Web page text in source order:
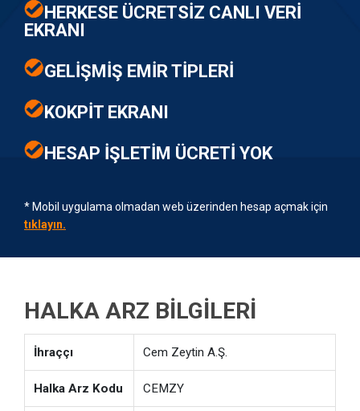
HERKESE ÜCRETSİZ CANLI VERİ
EKRANI
GELİŞMİŞ EMİR TİPLERİ
KOKPİT EKRANI
HESAP İŞLETİM ÜCRETİ YOK
* Mobil uygulama olmadan web üzerinden hesap açmak için
tıklayın.
HALKA ARZ BILGILERI
İhraççı Cem Zeytin A.Ş.
Halka Arz Kodu CEMZY